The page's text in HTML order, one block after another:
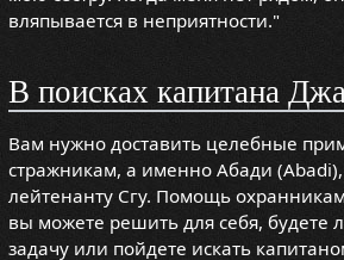
вляпывается в неприятности."
В поисках капитана
Вам нужно доставить целебные
стражникам, а именно Абади
лейтенанту Сгу. Помощь
вы можете решить для себя, будете
задачу или пойдете искать